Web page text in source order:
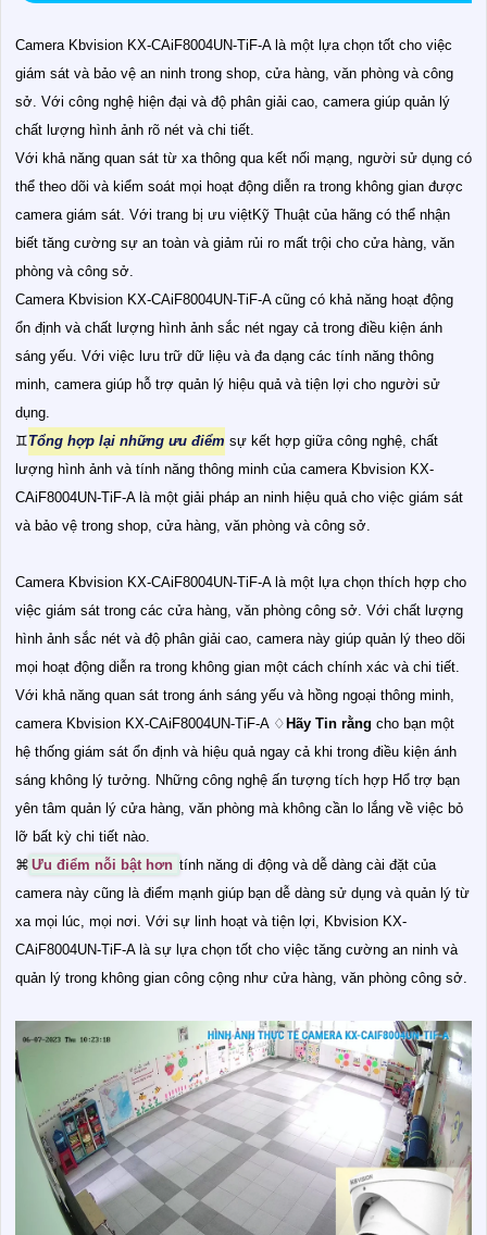
Camera Kbvision KX-CAiF8004UN-TiF-A là một lựa chọn tốt cho việc
giám sát và bảo vệ an ninh trong shop, cửa hàng, văn phòng và công
sở. Với công nghệ hiện đại và độ phân giải cao, camera giúp quản lý
chất lượng hình ảnh rõ nét và chi tiết.
Với khả năng quan sát từ xa thông qua kết nối mạng, người sử dụng có
thể theo dõi và kiểm soát mọi hoạt động diễn ra trong không gian được
camera giám sát. Với trang bị ưu việtKỹ Thuật của hãng có thể nhận
biết tăng cường sự an toàn và giảm rủi ro mất trội cho cửa hàng, văn
phòng và công sở.
Camera Kbvision KX-CAiF8004UN-TiF-A cũng có khả năng hoạt động
ổn định và chất lượng hình ảnh sắc nét ngay cả trong điều kiện ánh
sáng yếu. Với việc lưu trữ dữ liệu và đa dạng các tính năng thông
minh, camera giúp hỗ trợ quản lý hiệu quả và tiện lợi cho người sử
dụng.
♊Tổng hợp lại những ưu điểm sự kết hợp giữa công nghệ, chất
lượng hình ảnh và tính năng thông minh của camera Kbvision KX-
CAiF8004UN-TiF-A là một giải pháp an ninh hiệu quả cho việc giám sát
và bảo vệ trong shop, cửa hàng, văn phòng và công sở.
Camera Kbvision KX-CAiF8004UN-TiF-A là một lựa chọn thích hợp cho
việc giám sát trong các cửa hàng, văn phòng công sở. Với chất lượng
hình ảnh sắc nét và độ phân giải cao, camera này giúp quản lý theo dõi
mọi hoạt động diễn ra trong không gian một cách chính xác và chi tiết.
Với khả năng quan sát trong ánh sáng yếu và hồng ngoại thông minh,
camera Kbvision KX-CAiF8004UN-TiF-A ♢ Hãy Tin rằng cho bạn một
hệ thống giám sát ổn định và hiệu quả ngay cả khi trong điều kiện ánh
sáng không lý tưởng. Những công nghệ ấn tượng tích hợp Hổ trợ bạn
yên tâm quản lý cửa hàng, văn phòng mà không cần lo lắng về việc bỏ
lỡ bất kỳ chi tiết nào.
⌘ Ưu điểm nỗi bật hơn tính năng di động và dễ dàng cài đặt của
camera này cũng là điểm mạnh giúp bạn dễ dàng sử dụng và quản lý từ
xa mọi lúc, mọi nơi. Với sự linh hoạt và tiện lợi, Kbvision KX-
CAiF8004UN-TiF-A là sự lựa chọn tốt cho việc tăng cường an ninh và
quản lý trong không gian công cộng như cửa hàng, văn phòng công sở.